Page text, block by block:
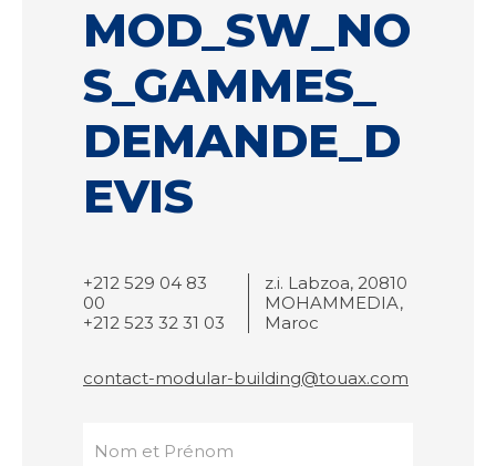
MOD_SW_NO
S_GAMMES_
DEMANDE_D
EVIS
+212 529 04 83
00
+212 523 32 31 03
z.i. Labzoa, 20810
MOHAMMEDIA,
Maroc
contact-modular-building@touax.com